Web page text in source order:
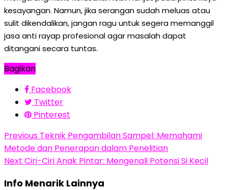
kesayangan. Namun, jika serangan sudah meluas atau
sulit dikendalikan, jangan ragu untuk segera memanggil
jasa anti rayap profesional agar masalah dapat
ditangani secara tuntas.
Bagikan
Facebook
Twitter
Pinterest
Previous Teknik Pengambilan Sampel: Memahami
Metode dan Penerapan dalam Penelitian
Next Ciri-Ciri Anak Pintar: Mengenali Potensi Si Kecil
Info Menarik Lainnya